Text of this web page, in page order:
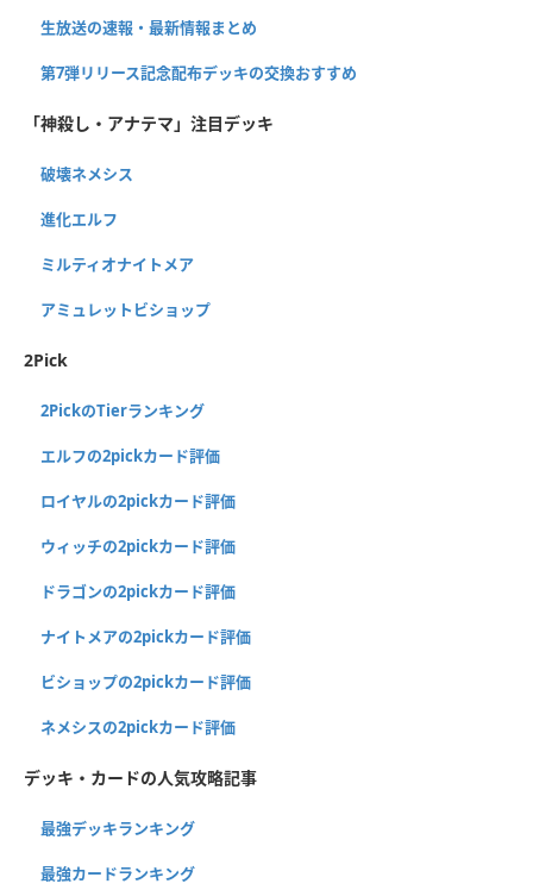
生放送の速報・最新情報まとめ
第7弾リリース記念配布デッキの交換おすすめ
「神殺し・アナテマ」注目デッキ
破壊ネメシス
進化エルフ
ミルティオナイトメア
アミュレットビショップ
2Pick
2PickのTierランキング
エルフの2pickカード評価
ロイヤルの2pickカード評価
ウィッチの2pickカード評価
ドラゴンの2pickカード評価
ナイトメアの2pickカード評価
ビショップの2pickカード評価
ネメシスの2pickカード評価
デッキ・カードの人気攻略記事
最強デッキランキング
最強カードランキング